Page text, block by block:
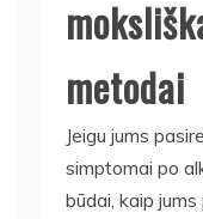
metodai
Jeigu jums
simptomai po
būdai, kaip